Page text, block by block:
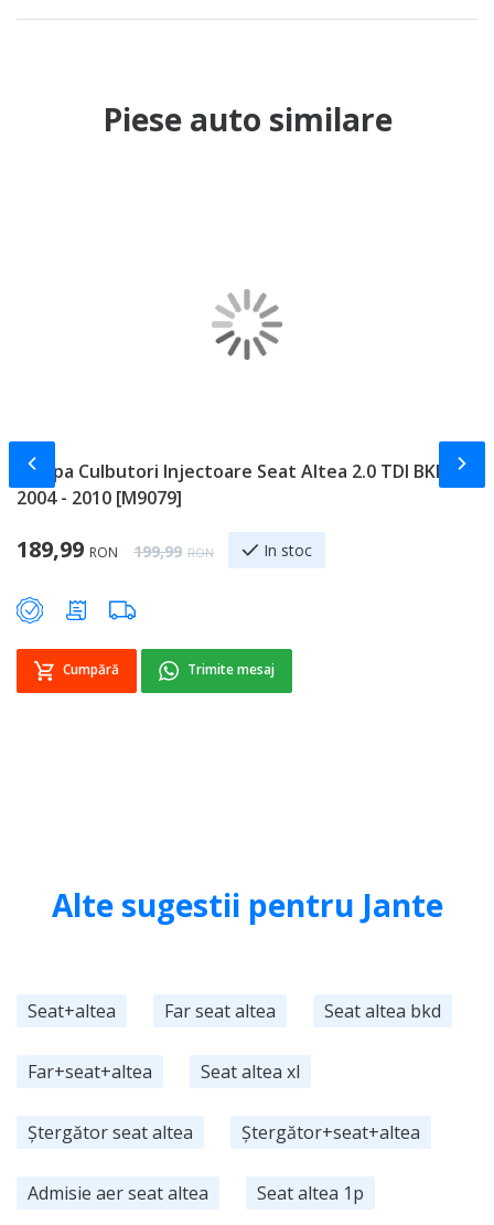
Piese auto similare
Rampa Culbutori Injectoare Seat Altea 2.0 TDI BKD
2004 - 2010 [M9079]
Special Price
189,99 RON Regular Price
199,99 RON In stoc
Cumpără Trimite mesaj
Slide-ul anterior
Alte sugestii pentru Jante
Seat+altea Far seat altea Seat altea bkd
Far+seat+altea Seat altea xl
Ștergător seat altea Ștergător+seat+altea
Admisie aer seat altea Seat altea 1p